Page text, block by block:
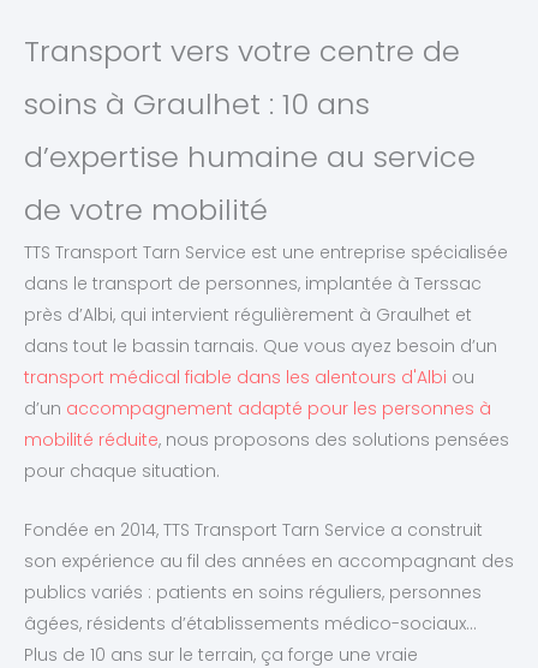
Transport vers votre centre de
soins à Graulhet : 10 ans
d’expertise humaine au service
de votre mobilité
TTS Transport Tarn Service est une entreprise spécialisée
dans le transport de personnes, implantée à Terssac
près d’Albi, qui intervient régulièrement à Graulhet et
dans tout le bassin tarnais. Que vous ayez besoin d’un
transport médical fiable dans les alentours d'Albi ou
d’un accompagnement adapté pour les personnes à
mobilité réduite, nous proposons des solutions pensées
pour chaque situation.
Fondée en 2014, TTS Transport Tarn Service a construit
son expérience au fil des années en accompagnant des
publics variés : patients en soins réguliers, personnes
âgées, résidents d’établissements médico-sociaux…
Plus de 10 ans sur le terrain, ça forge une vraie